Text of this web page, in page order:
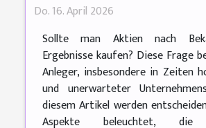
Do. 16. April 2026
Sollte man Aktien nach
Ergebnisse kaufen? Diese Frage
Anleger, insbesondere in Zeiten
und unerwarteter
diesem Artikel werden
Aspekte beleuchtet,